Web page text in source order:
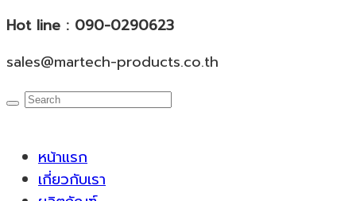
Hot line : 090-0290623
sales@martech-products.co.th
หน้าแรก
เกี่ยวกับเรา